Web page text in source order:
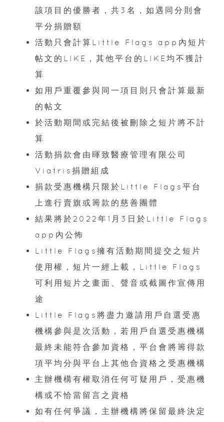
該項目的優勝者，共3名，如遇同分則會
平分捐贈額
活動只會計算Little Flags app內短片
帖文的LIKE，其他平台的LIKE均不獲計
算
如用戶重覆參與同一項目則只會計算最新
的帖文
於活動期間或完結後被刪除之短片將不計
算
活動捐款會由暉致醫療管理有限公司
Viatris捐贈組成
捐款受惠機構只限於Little Flags平台
上進行賣旗或籌款的慈善團體
結果將於2022年1月3日於Little Flags
app內公怖
Little Flags擁有活動期間提交之短片
使用權，短片一經上載，Little Flags
可利用短片之畫面、聲音或截圖作宣傳用
途
Little Flags將盡力邀請用戶自選受惠
機構參與是次活動，若用戶自選受惠機構
最終未能符合參加資格，平台會將籌得款
項平均分與平台上其他合資格之受惠機構
主辦機構有權取消任何可疑用戶，受惠機
構或不恰當留言之資格
如有任何爭議，主辦機構將保留最終決定